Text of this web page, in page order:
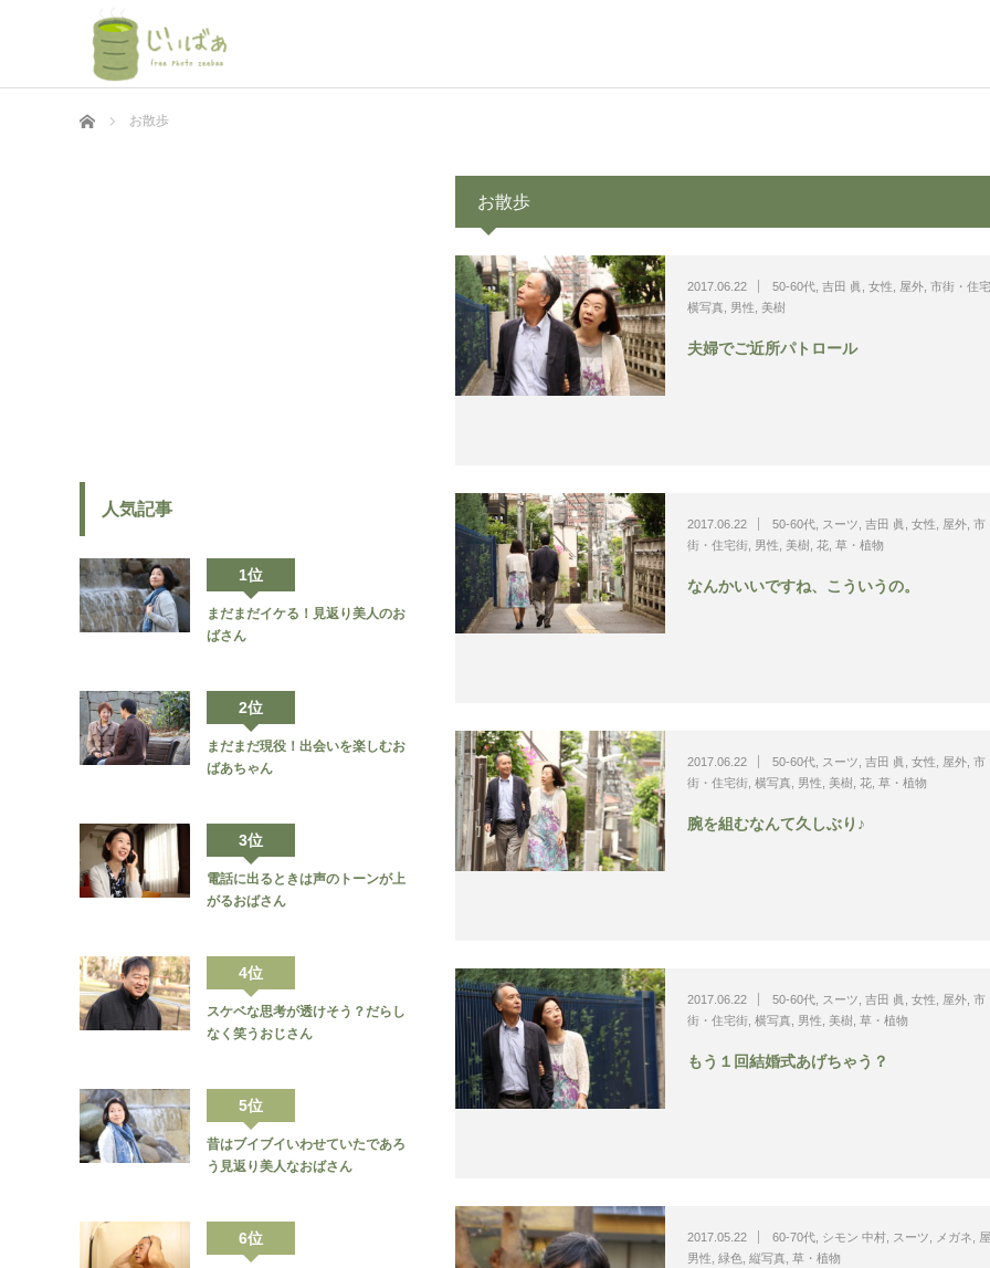
ホーム お散歩
お散歩
2017.06.22 50-60代 吉田 眞 女性 屋外 市街・住
横写真
男性 美樹
夫婦でご近所パトロール
2017.06.22 50-60代 スーツ 吉田 眞 女性 屋外 市
街・住宅街 男性 美樹 花 草・植物
なんかいいですね、こういうの。
2017.06.22 50-60代 スーツ 吉田 眞 女性 屋外 市
街・住宅街 横写真 男性 美樹 花 草・植物
腕を組むなんて久しぶり♪
2017.06.22 50-60代 スーツ 吉田 眞 女性 屋外 市
街・住宅街 横写真 男性 美樹 草・植物
もう１回結婚式あげちゃう？
2017.05.22 60-70代 シモン 中村 スーツ メガネ
男性 緑色 縦写真 草・植物
人気記事
1位
まだまだイケる！見返り美人のお
ばさん
2位
まだまだ現役！出会いを楽しむお
ばあちゃん
3位
電話に出るときは声のトーンが上
がるおばさん
4位
スケベな思考が透けそう？だらし
なく笑うおじさん
5位
昔はブイブイいわせていたであろ
う見返り美人なおばさん
6位